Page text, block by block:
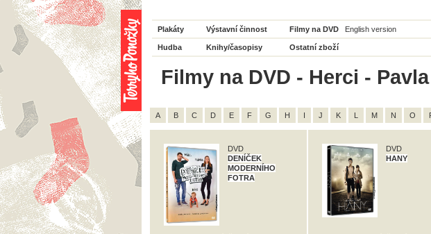
Plakáty Výstavní činnost Filmy na DVD English version
Hudba Knihy/časopisy Ostatní zboží
Filmy na DVD - Herci -
A B C D E F G H I J K L M N O
DVD
DENÍČEK
MODERNÍHO
FOTRA
DVD
HANY